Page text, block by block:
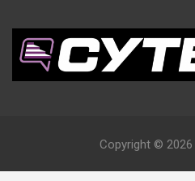
Copyright © 2026